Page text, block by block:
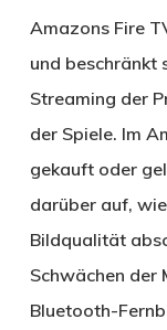
Amazons Fire
und beschränkt
Streaming der
der Spiele. Im
gekauft oder
darüber auf,
Bildqualität
Schwächen der
Bluetooth-